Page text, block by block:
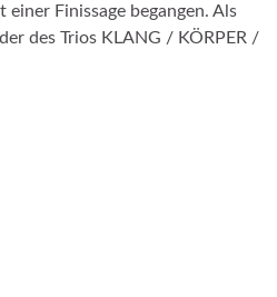
Finissage begangen. Als
des Trios KLANG / KÖRPER /